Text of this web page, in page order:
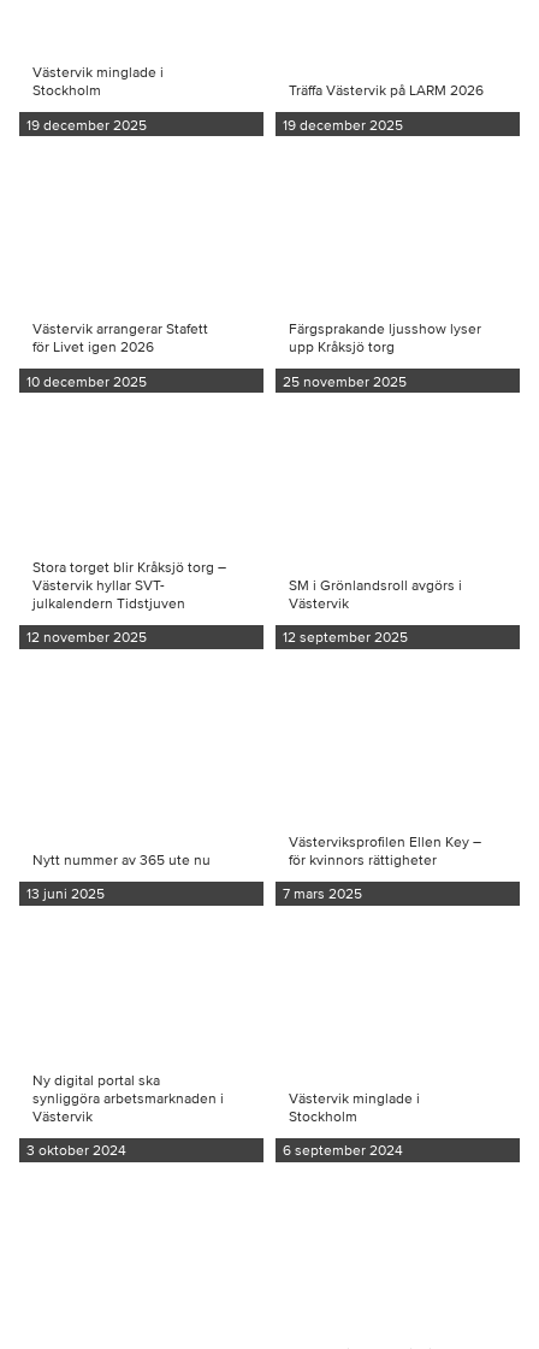
Västervik minglade i
Stockholm
19 december 2025
Träffa Västervik på LARM 2026
19 december 2025
Västervik arrangerar Stafett
för Livet igen 2026
10 december 2025
Färgsprakande ljusshow lyser
upp Kråksjö torg
25 november 2025
Stora torget blir Kråksjö torg –
Västervik hyllar SVT-
julkalendern Tidstjuven
12 november 2025
SM i Grönlandsroll avgörs i
Västervik
12 september 2025
Nytt nummer av 365 ute nu
13 juni 2025
Västerviksprofilen Ellen Key –
för kvinnors rättigheter
7 mars 2025
Ny digital portal ska
synliggöra arbetsmarknaden i
Västervik
3 oktober 2024
Västervik minglade i
Stockholm
6 september 2024